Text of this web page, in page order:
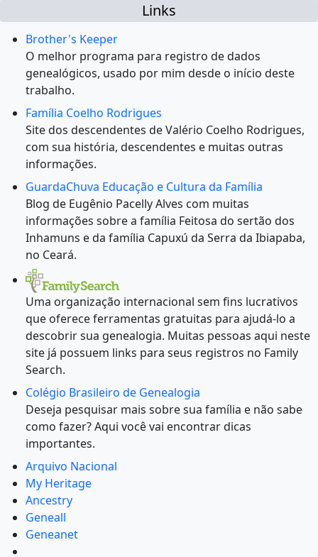
Links
Brother's Keeper
O melhor programa para registro de dados
genealógicos, usado por mim desde o início deste
trabalho.
Família Coelho Rodrigues
Site dos descendentes de Valério Coelho Rodrigues,
com sua história, descendentes e muitas outras
informações.
GuardaChuva Educação e Cultura da Família
Blog de Eugênio Pacelly Alves com muitas
informações sobre a família Feitosa do sertão dos
Inhamuns e da família Capuxú da Serra da Ibiapaba,
no Ceará.
Uma organização internacional sem fins lucrativos
que oferece ferramentas gratuitas para ajudá-lo a
descobrir sua genealogia. Muitas pessoas aqui neste
site já possuem links para seus registros no Family
Search.
Colégio Brasileiro de Genealogia
Deseja pesquisar mais sobre sua família e não sabe
como fazer? Aqui você vai encontrar dicas
importantes.
Arquivo Nacional
My Heritage
Ancestry
Geneall
Geneanet